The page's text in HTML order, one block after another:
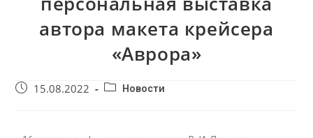
автора макета крейсера
«Аврора»
15.08.2022 Новости